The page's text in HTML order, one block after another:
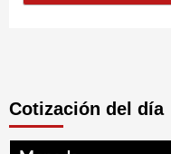
Cotización del día